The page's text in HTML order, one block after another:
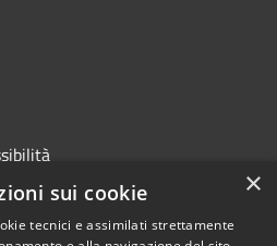
×
sui cookie
tecnici e assimilati strettamente